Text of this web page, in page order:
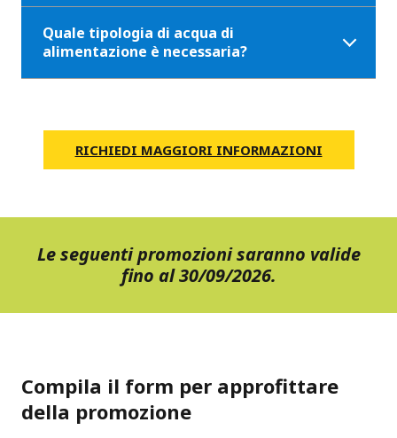
Quale tipologia di acqua di
alimentazione è necessaria?
RICHIEDI MAGGIORI INFORMAZIONI
Le seguenti promozioni saranno valide
fino al 30/09/2026.
Compila il form per approfittare
della promozione